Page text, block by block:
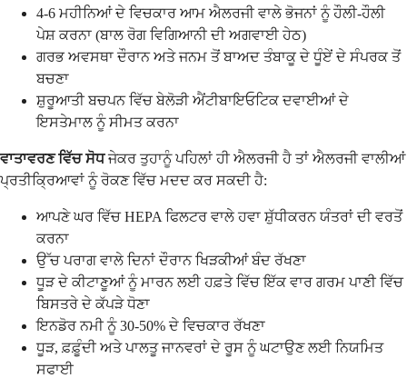
4-6 ਮਹੀਨਿਆਂ ਦੇ ਵਿਚਕਾਰ ਆਮ ਐਲਰਜੀ ਵਾਲੇ ਭੋਜਨਾਂ ਨੂੰ ਹੌਲੀ-ਹੌਲੀ
ਪੇਸ਼ ਕਰਨਾ (ਬਾਲ ਰੋਗ ਵਿਗਿਆਨੀ ਦੀ ਅਗਵਾਈ ਹੇਠ)
ਗਰਭ ਅਵਸਥਾ ਦੌਰਾਨ ਅਤੇ ਜਨਮ ਤੋਂ ਬਾਅਦ ਤੰਬਾਕੂ ਦੇ ਧੂੰਏਂ ਦੇ ਸੰਪਰਕ ਤੋਂ
ਬਚਣਾ
ਸ਼ੁਰੂਆਤੀ ਬਚਪਨ ਵਿੱਚ ਬੇਲੋੜੀ ਐਂਟੀਬਾਇਓਟਿਕ ਦਵਾਈਆਂ ਦੇ
ਇਸਤੇਮਾਲ ਨੂੰ ਸੀਮਤ ਕਰਨਾ
ਵਾਤਾਵਰਣ ਵਿੱਚ ਸੋਧਜੇਕਰ ਤੁਹਾਨੂੰ ਪਹਿਲਾਂ ਹੀ ਐਲਰਜੀ ਹੈ ਤਾਂ ਐਲਰਜੀ ਵਾਲੀਆਂ
ਪ੍ਰਤੀਕ੍ਰਿਆਵਾਂ ਨੂੰ ਰੋਕਣ ਵਿੱਚ ਮਦਦ ਕਰ ਸਕਦੀ ਹੈ:
ਆਪਣੇ ਘਰ ਵਿੱਚ HEPA ਫਿਲਟਰ ਵਾਲੇ ਹਵਾ ਸ਼ੁੱਧੀਕਰਨ ਯੰਤਰਾਂ ਦੀ ਵਰਤੋਂ
ਕਰਨਾ
ਉੱਚ ਪਰਾਗ ਵਾਲੇ ਦਿਨਾਂ ਦੌਰਾਨ ਖਿੜਕੀਆਂ ਬੰਦ ਰੱਖਣਾ
ਧੂੜ ਦੇ ਕੀਟਾਣੂਆਂ ਨੂੰ ਮਾਰਨ ਲਈ ਹਫ਼ਤੇ ਵਿੱਚ ਇੱਕ ਵਾਰ ਗਰਮ ਪਾਣੀ ਵਿੱਚ
ਬਿਸਤਰੇ ਦੇ ਕੱਪੜੇ ਧੋਣਾ
ਇਨਡੋਰ ਨਮੀ ਨੂੰ 30-50% ਦੇ ਵਿਚਕਾਰ ਰੱਖਣਾ
ਧੂੜ, ਫ਼ਫ਼ੂੰਦੀ ਅਤੇ ਪਾਲਤੂ ਜਾਨਵਰਾਂ ਦੇ ਰੂਸ ਨੂੰ ਘਟਾਉਣ ਲਈ ਨਿਯਮਿਤ
ਸਫਾਈ